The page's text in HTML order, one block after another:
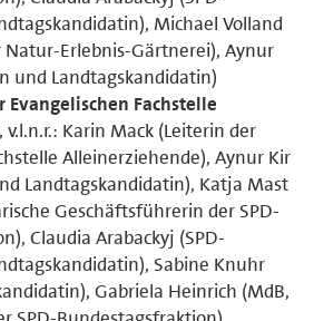
Michael Volland
Erlebnis-Gärtnerei), Aynur
und Landtagskandidatin)
Evangelischen Fachstelle
, v.l.n.r.: Karin Mack (Leiterin der
Alleinerziehende), Aynur Kir
Landtagskandidatin), Katja Mast
Geschäftsführerin der SPD-
Claudia Arabackyj (SPD-
Sabine Knuhr
Gabriela Heinrich (MdB,